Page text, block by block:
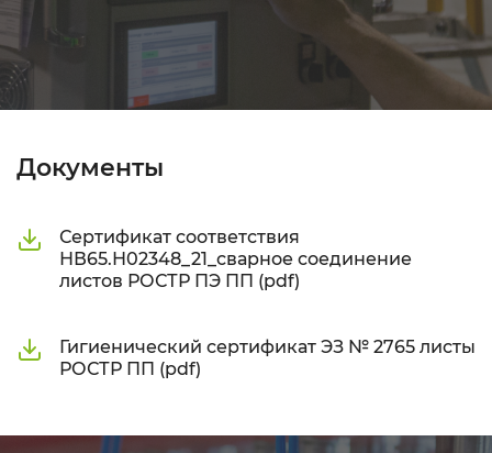
Документы
Сертификат соответствия
НВ65.Н02348_21_сварное соединение
листов РОСТР ПЭ ПП (pdf)
Гигиенический сертификат ЭЗ № 2765 листы
РОСТР ПП (pdf)